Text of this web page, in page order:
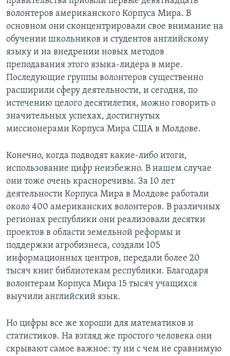
ДЕТАЛИ
НЬЮ-ЙОРК NEW YORK
АМЕРИКАНСКИЕ ГОРОДКИ
ТЕСТЫ
УЧИМ АНГЛИЙСКИЙ
ВИДЕО
ПОДПИСКА НА НОВОСТИ
Learning English
СОЦИАЛЬНЫЕ СЕТИ
волонтеров американского Корпуса Мира. В
основном они сконцентрировали свое внимание на
обучении школьников и студентов английскому
языку и на внедрении новых методов
преподавания этого языка-лидера в мире.
Последующие группы волонтеров существенно
расширили сферу деятельности, и сегодня, по
истечению целого десятилетия, можно говорить о
значительных успехах, достигнутых
миссионерами Корпуса Мира США в Молдове.
Конечно, когда подводят какие-либо итоги,
использование цифр неизбежно. В нашем случае
они тоже очень красноречивы. За 10 лет
деятельности Корпуса Мира в Молдове работали
около 400 американских волонтеров. В различных
регионах республики они реализовали десятки
проектов в области земельной реформы и
поддержки агробизнеса, создали 105
информационных центров, передали более 20
тысяч книг библиотекам республики. Благодаря
волонтерам Корпуса Мира 15 тысяч учащихся
выучили английский язык.
Но цифры все же хороши для математиков и
статистиков. На взгляд же простого человека они
скрывают самое важное: ту ни с чем не сравнимую